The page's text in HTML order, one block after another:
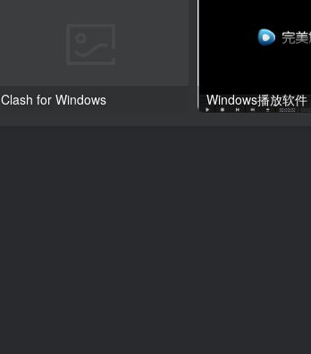
Clash for Windows